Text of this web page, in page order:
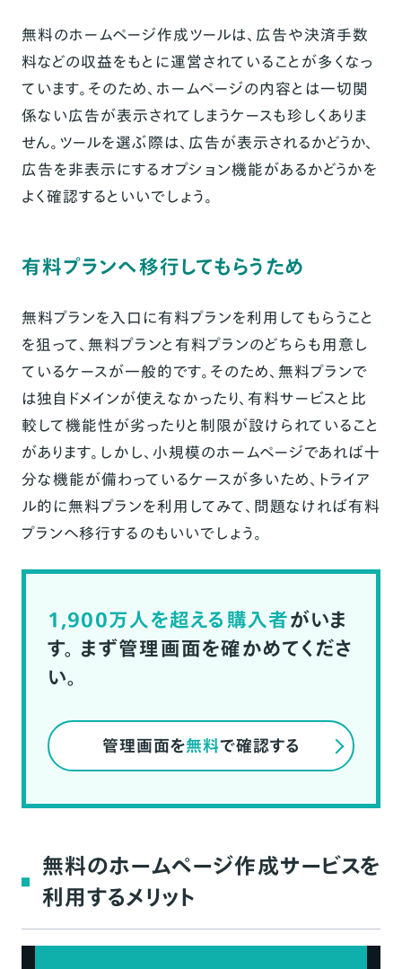
無料のホームページ作成ツールは、広告や決済手数
料などの収益をもとに運営されていることが多くなっ
ています。そのため、ホームページの内容とは一切関
係ない広告が表示されてしまうケースも珍しくありま
せん。ツールを選ぶ際は、広告が表示されるかどうか、
広告を非表示にするオプション機能があるかどうかを
よく確認するといいでしょう。
有料プランへ移行してもらうため
無料プランを入口に有料プランを利用してもらうこと
を狙って、無料プランと有料プランのどちらも用意し
ているケースが一般的です。そのため、無料プランで
は独自ドメインが使えなかったり、有料サービスと比
較して機能性が劣ったりと制限が設けられていること
があります。しかし、小規模のホームページであれば十
分な機能が備わっているケースが多いため、トライア
ル的に無料プランを利用してみて、問題なければ有料
プランへ移行するのもいいでしょう。
1,900万人を超える購入者がいま
す。 まず管理画面を確かめてくださ
い。
管理画面を無料で確認する
無料のホームページ作成サービスを
利用するメリット